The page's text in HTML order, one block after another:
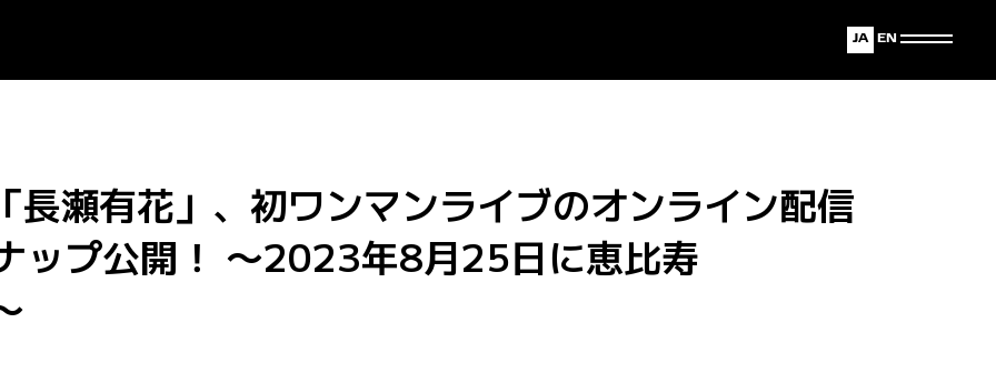
English
Japanese
瀬有花」、初ワンマンライブのオンライン配信
ップ公開！ 〜2023年8月25日に恵比寿